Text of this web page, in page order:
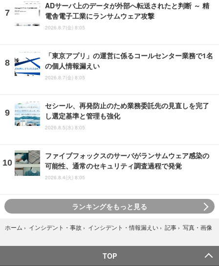
ADサーバ上のデータが外部へ転送されたと判断 ～ 精
電舎電子工業にランサムウェア攻撃
2026.8.7(金) 8:05
「東京アプリ」の運営に係るコールセンター業務で1名
の個人情報漏えい
2026.8.7(金) 8:05
セシール、再発防止のため業務委託先の見直しを完了
し選定基準と管理も強化
2026.8.5(水) 8:05
ファイブフォックスのサーバがランサムウェア感染の
可能性、通常のセキュリティ調査過程で発覚
2026.8.4(火) 8:05
ランキングをもっと見る
ホーム › インシデント・事故 › インシデント・情報漏えい › 記事 › 写真・画像
TOP